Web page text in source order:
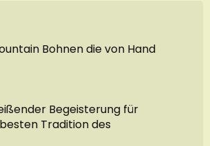
Bohnen die von Hand
Begeisterung für
Tradition des